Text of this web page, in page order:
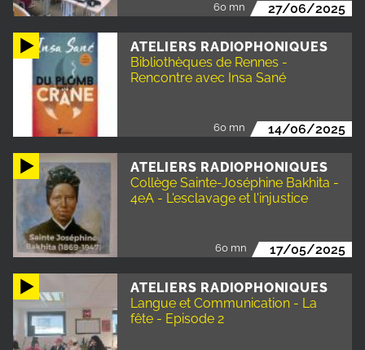
60 mn 27/06/2025
ATELIERS RADIOPHONIQUES
Bibliothèques de Rennes -
Rencontre avec Insa Sané
60 mn 14/06/2025
ATELIERS RADIOPHONIQUES
Collège Sainte-Joséphine Bakhita -
4eA - L'esclavage et l'injustice
60 mn 17/05/2025
ATELIERS RADIOPHONIQUES
Langue et Communication - La
fête - Episode 2